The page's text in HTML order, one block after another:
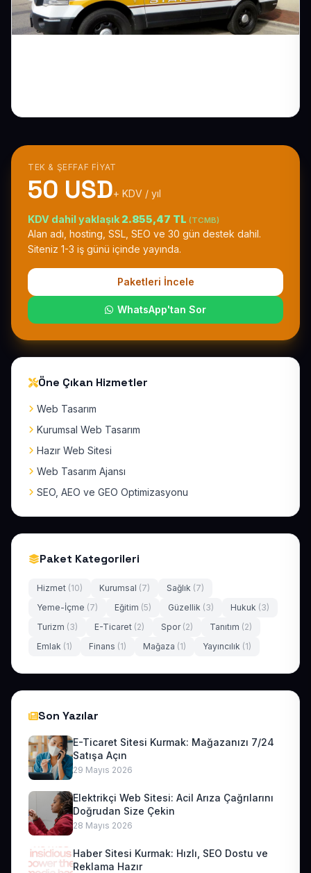
TEK & ŞEFFAF FIYAT
50 USD+ KDV / yıl
KDV dahil yaklaşık 2.855,47 TL (TCMB)
Alan adı, hosting, SSL, SEO ve 30 gün destek dahil.
Siteniz 1-3 iş günü içinde yayında.
Paketleri İncele
WhatsApp'tan Sor
Öne Çıkan Hizmetler
Web Tasarım
Kurumsal Web Tasarım
Hazır Web Sitesi
Web Tasarım Ajansı
SEO, AEO ve GEO Optimizasyonu
Paket Kategorileri
Hizmet (10) Kurumsal (7) Sağlık (7)
Yeme-İçme (7) Eğitim (5) Güzellik (3) Hukuk (3)
Turizm (3) E-Ticaret (2) Spor (2) Tanıtım (2)
Emlak (1) Finans (1) Mağaza (1) Yayıncılık (1)
Son Yazılar
E-Ticaret Sitesi Kurmak: Mağazanızı 7/24
Satışa Açın
29 Mayıs 2026
Elektrikçi Web Sitesi: Acil Arıza Çağrılarını
Doğrudan Size Çekin
28 Mayıs 2026
Haber Sitesi Kurmak: Hızlı, SEO Dostu ve
Reklama Hazır